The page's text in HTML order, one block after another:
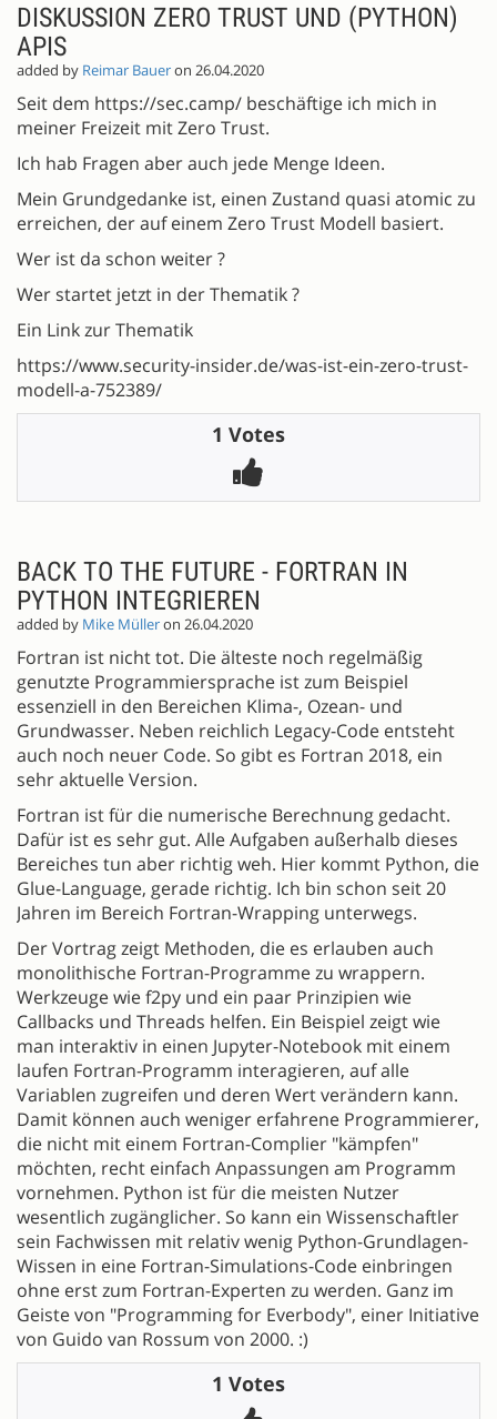
DISKUSSION ZERO TRUST UND (PYTHON)
APIS
added by Reimar Baueron 26.04.2020
Seit dem https://sec.camp/ beschäftige ich mich in
meiner Freizeit mit Zero Trust.
Ich hab Fragen aber auch jede Menge Ideen.
Mein Grundgedanke ist, einen Zustand quasi atomic zu
erreichen, der auf einem Zero Trust Modell basiert.
Wer ist da schon weiter ?
Wer startet jetzt in der Thematik ?
Ein Link zur Thematik
https://www.security-insider.de/was-ist-ein-zero-trust-
modell-a-752389/
1 Votes
BACK TO THE FUTURE - FORTRAN IN
PYTHON INTEGRIEREN
added by Mike Mülleron 26.04.2020
Fortran ist nicht tot. Die älteste noch regelmäßig
genutzte Programmiersprache ist zum Beispiel
essenziell in den Bereichen Klima-, Ozean- und
Grundwasser. Neben reichlich Legacy-Code entsteht
auch noch neuer Code. So gibt es Fortran 2018, ein
sehr aktuelle Version.
Fortran ist für die numerische Berechnung gedacht.
Dafür ist es sehr gut. Alle Aufgaben außerhalb dieses
Bereiches tun aber richtig weh. Hier kommt Python, die
Glue-Language, gerade richtig. Ich bin schon seit 20
Jahren im Bereich Fortran-Wrapping unterwegs.
Der Vortrag zeigt Methoden, die es erlauben auch
monolithische Fortran-Programme zu wrappern.
Werkzeuge wie f2py und ein paar Prinzipien wie
Callbacks und Threads helfen. Ein Beispiel zeigt wie
man interaktiv in einen Jupyter-Notebook mit einem
laufen Fortran-Programm interagieren, auf alle
Variablen zugreifen und deren Wert verändern kann.
Damit können auch weniger erfahrene Programmierer,
die nicht mit einem Fortran-Complier "kämpfen"
möchten, recht einfach Anpassungen am Programm
vornehmen. Python ist für die meisten Nutzer
wesentlich zugänglicher. So kann ein Wissenschaftler
sein Fachwissen mit relativ wenig Python-Grundlagen-
Wissen in eine Fortran-Simulations-Code einbringen
ohne erst zum Fortran-Experten zu werden. Ganz im
Geiste von "Programming for Everbody", einer Initiative
von Guido van Rossum von 2000. :)
1 Votes